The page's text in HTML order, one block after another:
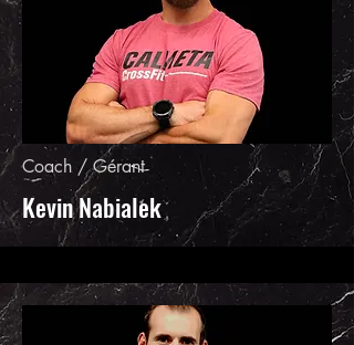
Coach / Gérant
Kevin Nabialek